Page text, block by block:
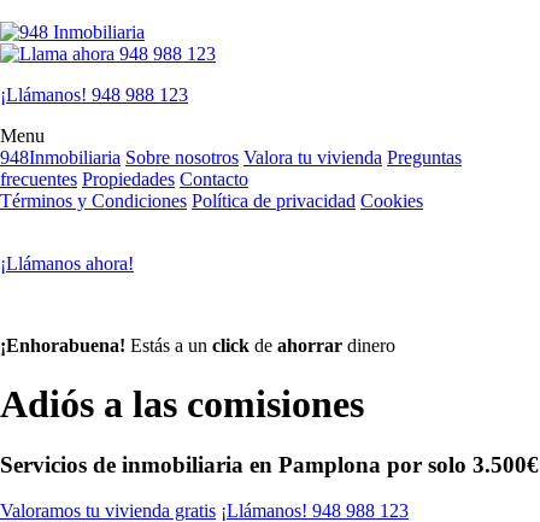
¡Llámanos! 948 988 123
Menu
948Inmobiliaria Sobre nosotros Valora tu vivienda Preguntas
frecuentes Propiedades Contacto
Términos y Condiciones Política de privacidad Cookies
¡Llámanos ahora!
¡Enhorabuena! Estás a un click de ahorrar dinero
Adiós a las comisiones
Servicios de inmobiliaria en Pamplona por solo 3.500€
Valoramos tu vivienda gratis ¡Llámanos! 948 988 123